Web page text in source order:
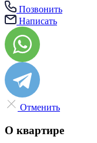
Позвонить
Написать
Отменить
О квартире